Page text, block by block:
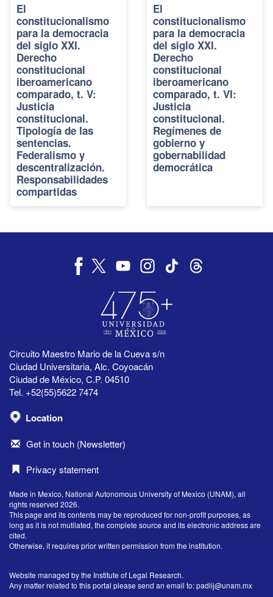
El
constitucionalismo
para la democracia
del siglo XXI.
Derecho
constitucional
iberoamericano
comparado, t. V:
Justicia
constitucional.
Tipología de las
sentencias.
Federalismo y
descentralización.
Responsabilidades
compartidas
El
constitucionalismo
para la democracia
del siglo XXI.
Derecho
constitucional
iberoamericano
comparado, t. VI:
Justicia
constitucional.
Regímenes de
gobierno y
gobernabilidad
democrática
Circuito Maestro Mario de la Cueva s/n
Ciudad Universitaria, Alc. Coyoacán
Ciudad de México, C.P. 04510
Tel. +52(55)5622 7474
Location
Get in touch (Newsletter)
Privacy statement
Made in Mexico, National Autonomous University of Mexico (UNAM), all
rights reserved 2026.
This page and its contents may be reproduced for non-profit purposes, as
long as it is not mutilated, the complete source and its electronic address are
cited.
Otherwise, it requires prior written permission from the institution.
Website managed by the Institute of Legal Research.
Any matter related to this portal please send an email to:padiij@unam.mx